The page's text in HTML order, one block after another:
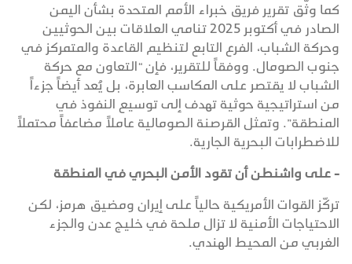
كما وثّق تقرير فريق خبراء الأمم المتحدة بشأن اليمن
الصادر في أكتوبر 2025 تنامي العلاقات بين الحوثيين
وحركة الشباب، الفرع التابع لتنظيم القاعدة والمتمركز في
جنوب الصومال. ووفقاً للتقرير، فإن “التعاون مع حركة
الشباب لا يقتصر على المكاسب العابرة، بل يُعد أيضاً جزءاً
من استراتيجية حوثية تهدف إلى توسيع النفوذ في
المنطقة”. وتمثل القرصنة الصومالية عاملاً مضاعفاً محتملاً
للاضطرابات البحرية الجارية.
- على واشنطن أن تقود الأمن البحري في المنطقة
تركّز القوات الأمريكية حالياً على إيران ومضيق هرمز، لكن
الاحتياجات الأمنية لا تزال ملحة في خليج عدن والجزء
الغربي من المحيط الهندي.